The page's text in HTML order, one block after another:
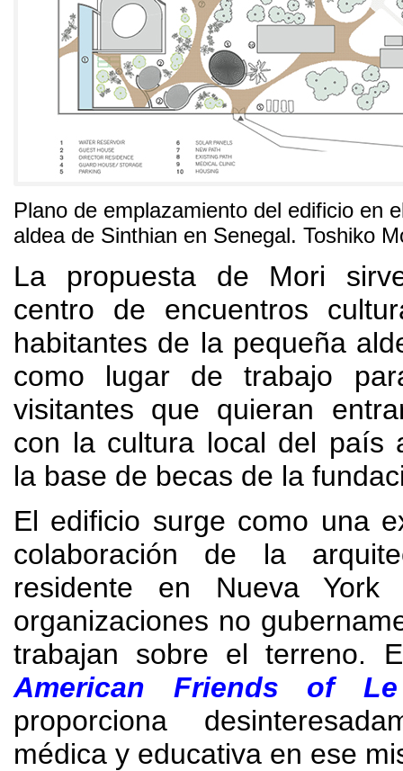
Plano de emplazamiento del edificio en
aldea de Sinthian en Senegal. Toshiko
La propuesta de Mori
centro de encuentros
habitantes de la pequeña
como lugar de trabajo
visitantes que quieran
con la cultura local del país
la base de becas de la
El edificio surge como una
colaboración de la
residente en Nueva York
organizaciones no
trabajan sobre el terreno.
American Friends of
proporciona
médica y educativa en ese